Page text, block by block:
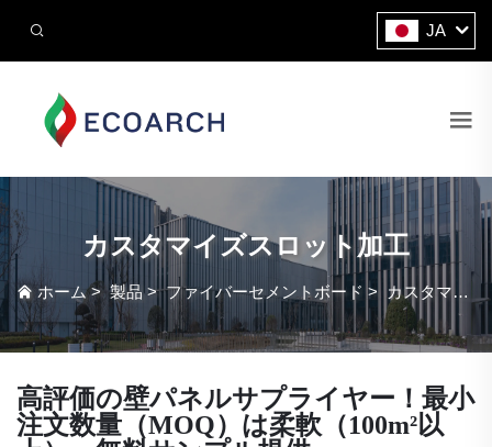
JA
カスタマイズスロット加工
ホーム>製品>ファイバーセメントボード > カスタマイズスロット加工
高評価の壁パネルサプライヤー！最小
注文数量（MOQ）は柔軟（100m²以